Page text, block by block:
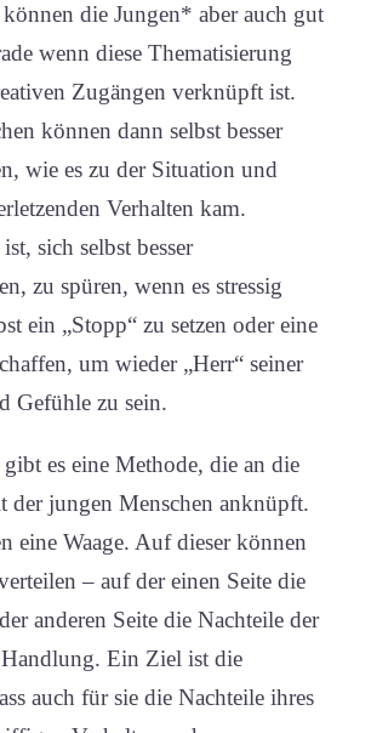
die Jungen* aber auch gut
wenn diese Thematisierung
Zugängen verknüpft ist.
können dann selbst besser
wie es zu der Situation und
Verhalten kam.
sich selbst besser
zu spüren, wenn es stressig
ein „Stopp“ zu setzen oder eine
um wieder „Herr“ seiner
Gefühle zu sein.
es eine Methode, die an die
der jungen Menschen anknüpft.
eine Waage. Auf dieser können
– auf der einen Seite die
anderen Seite die Nachteile der
Ein Ziel ist die
auch für sie die Nachteile ihres